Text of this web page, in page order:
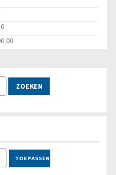
ZOEKEN
TOEPASSEN